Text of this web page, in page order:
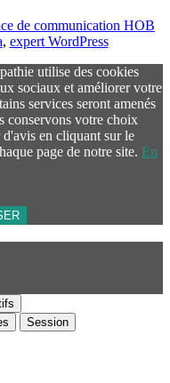
de communication HOB
, expert WordPress
utilise des cookies
sociaux et améliorer votre
services seront amenés
conservons votre choix
en cliquant sur le
page de notre site. En
Session